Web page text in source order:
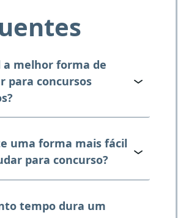
a melhor forma de
para concursos
uma forma mais fácil
para concurso?
tempo dura um